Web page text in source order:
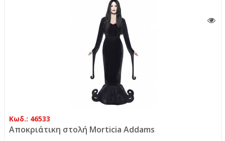
Κωδ.: 46533
Αποκριάτικη στολή Morticia Addams